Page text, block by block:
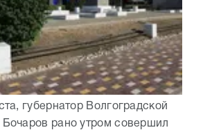
губернатор Волгоградской
рано утром совершил